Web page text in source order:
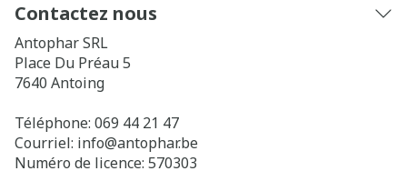
Contactez nous
Antophar SRL
Place Du Préau 5
7640 Antoing
Téléphone: 069 44 21 47
Courriel: info@antophar.be
Numéro de licence: 570303